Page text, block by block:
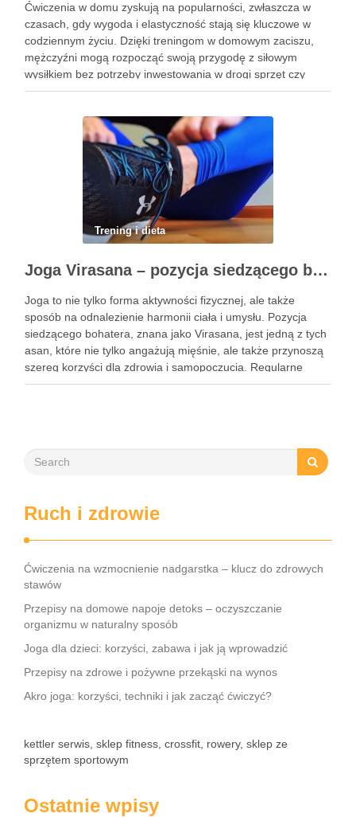
Ćwiczenia w domu zyskują na popularności, zwłaszcza w
czasach, gdy wygoda i elastyczność stają się kluczowe w
codziennym życiu. Dzięki treningom w domowym zaciszu,
mężczyźni mogą rozpocząć swoją przygodę z siłowym
wysiłkiem bez potrzeby inwestowania w drogi sprzęt czy
dojazdy do siłowni. Regularne ćwiczenia, które można
Trening i dieta
Joga Virasana – pozycja siedzącego bohatera i jej korzyści
Joga to nie tylko forma aktywności fizycznej, ale także
sposób na odnalezienie harmonii ciała i umysłu. Pozycja
siedzącego bohatera, znana jako Virasana, jest jedną z tych
asan, które nie tylko angażują mięśnie, ale także przynoszą
szereg korzyści dla zdrowia i samopoczucia. Regularne
praktykowanie tej pozycji może poprawić elastyczność
Ruch i zdrowie
Ćwiczenia na wzmocnienie nadgarstka – klucz do zdrowych
stawów
Przepisy na domowe napoje detoks – oczyszczanie
organizmu w naturalny sposób
Joga dla dzieci: korzyści, zabawa i jak ją wprowadzić
Przepisy na zdrowe i pożywne przekąski na wynos
Akro joga: korzyści, techniki i jak zacząć ćwiczyć?
kettler serwis, sklep fitness, crossfit, rowery, sklep ze
sprzętem sportowym
Ostatnie wpisy